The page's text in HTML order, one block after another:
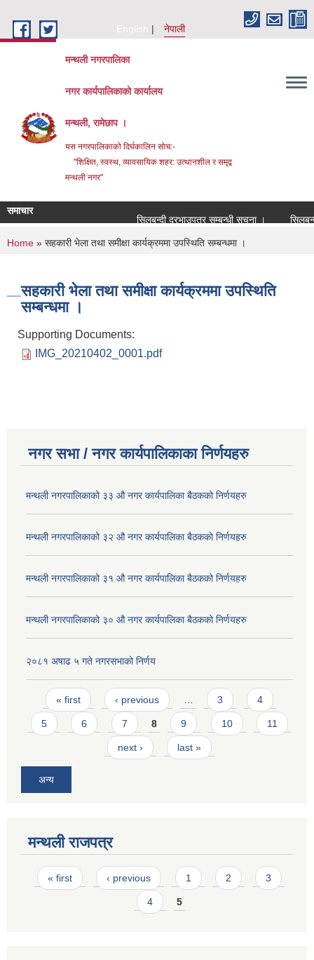
English
नेपाली
मन्थली नगरपालिका
नगर कार्यपालिकाको कार्यालय
मन्थली, रामेछाप ।
यस नगरपालिकाको दिर्घकालिन सोच:-
"शिक्षित, स्वस्थ, व्यावसायिक शहर: उत्थानशील र समृद्व
मन्थली नगर"
समाचार
सिलबन्दी दरभाउपत्र सम्बन्धी सूचना ।
You are here
Home » सहकारी भेला तथा समीक्षा कार्यक्रममा उपस्थिति सम्बन्धमा ।
सहकारी भेला तथा समीक्षा कार्यक्रममा उपस्थिति
सम्बन्धमा ।
Supporting Documents:
IMG_20210402_0001.pdf
नगर सभा / नगर कार्यपालिकाका निर्णयहरु
मन्थली नगरपालिकाको ३३ औ नगर कार्यपालिका बैठकको निर्णयहरु
मन्थली नगरपालिकाको ३२ औ नगर कार्यपालिका बैठकको निर्णयहरु
मन्थली नगरपालिकाको ३१ औ नगर कार्यपालिका बैठकको निर्णयहरु
मन्थली नगरपालिकाको ३० औ नगर कार्यपालिका बैठकको निर्णयहरु
२०८१ अषाढ ५ गते नगरसभाको निर्णय
Pages
« first ‹ previous 3 4
5 6 7 8 9 10 11
next › last »
अन्य
मन्थली राजपत्र
Pages
« first ‹ previous 1 2 3
4 5